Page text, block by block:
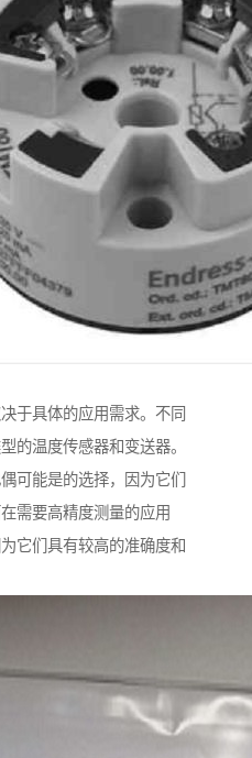
于具体的应用需求。不同
的温度传感器和变送器。
可能是的选择，因为它们
需要高精度测量的应用
它们具有较高的准确度和